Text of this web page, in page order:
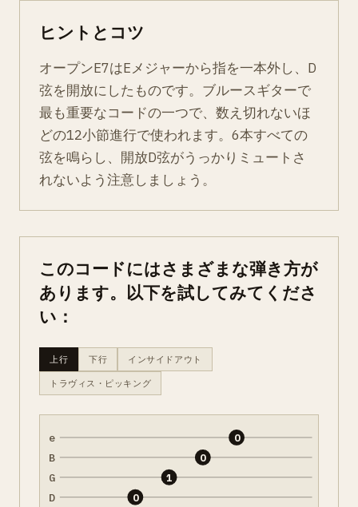
ヒントとコツ
オープンE7はEメジャーから指を一本外し、D
弦を開放にしたものです。ブルースギターで
最も重要なコードの一つで、数え切れないほ
どの12小節進行で使われます。6本すべての
弦を鳴らし、開放D弦がうっかりミュートさ
れないよう注意しましょう。
このコードにはさまざまな弾き方が
あります。以下を試してみてくださ
い：
上行 下行 インサイドアウト
トラヴィス・ピッキング
e
B
G
D 0
1
0
0